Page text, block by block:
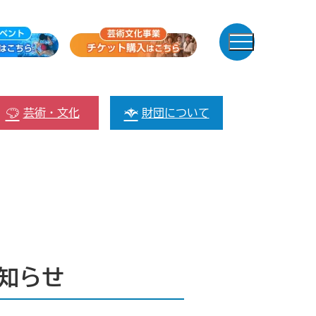
芸術・文化 財団について
らせ